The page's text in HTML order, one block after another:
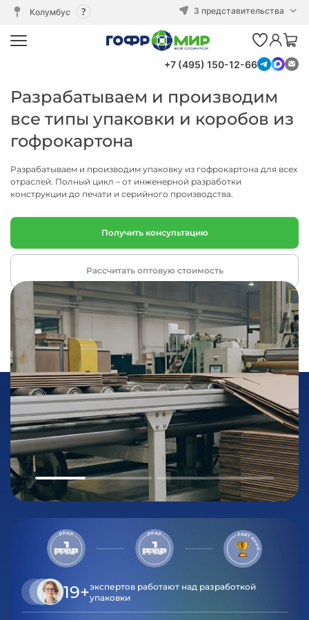
Колумбус 3 представительства
+7 (495) 150-12-66
Разрабатываем и производим
все типы упаковки и коробов из
гофрокартона
Разрабатываем и производим упаковку из гофрокартона для всех
отраслей. Полный цикл – от инженерной разработки
конструкции до печати и серийного производства.
Получить консультацию
Рассчитать оптовую стоимость
19+экспертов работают над разработкой
упаковки